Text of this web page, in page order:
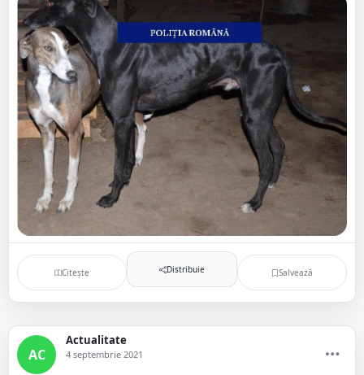
Citește Distribuie Salvează
AC
Actualitate
4 septembrie 2021